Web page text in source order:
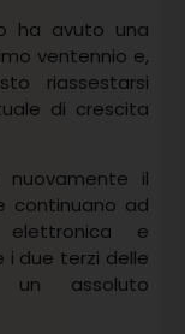
ha avuto una
ventennio e,
riassestarsi
di crescita
nuovamente il
continuano ad
e
due terzi delle
assoluto